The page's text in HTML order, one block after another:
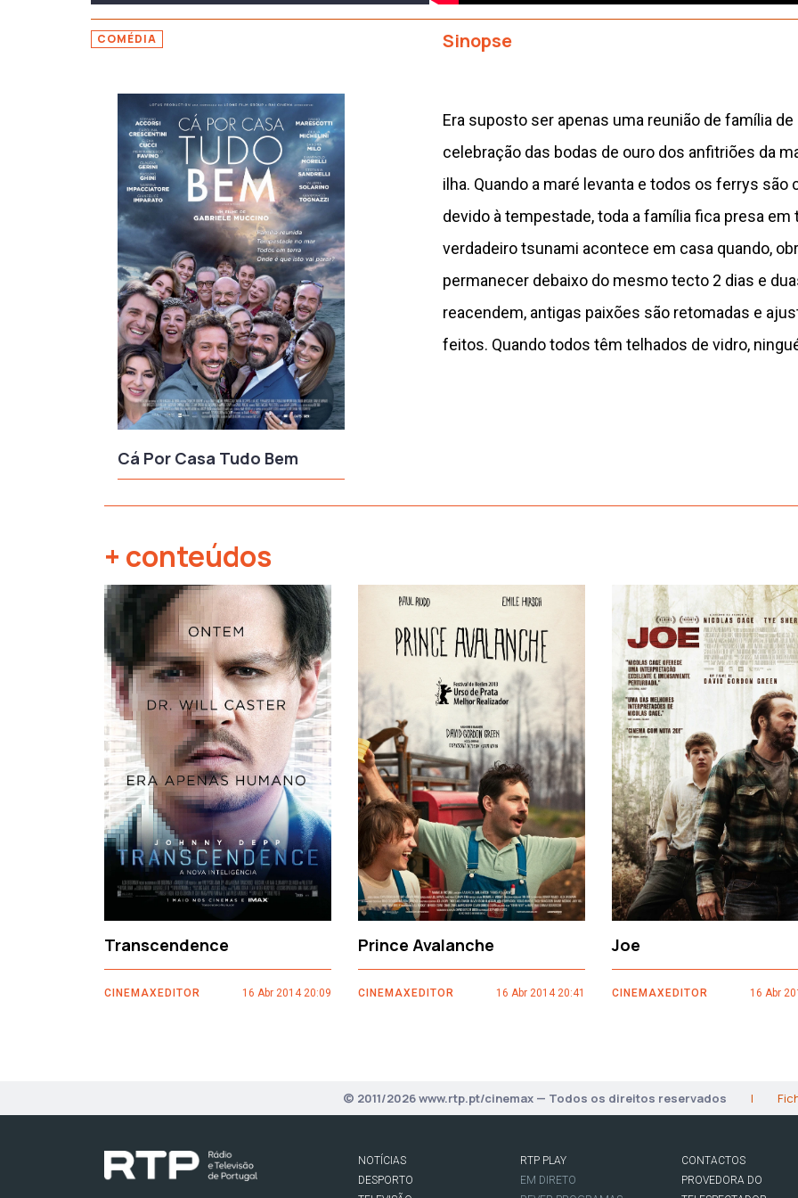
COMÉDIA Sinopse
Cá Por Casa Tudo Bem
Era suposto ser apenas uma reunião de família de
celebração das bodas de ouro dos anfitriões da
ilha. Quando a maré levanta e todos os ferrys são
devido à tempestade, toda a família fica presa em
verdadeiro tsunami acontece em casa quando,
permanecer debaixo do mesmo tecto 2 dias e
reacendem, antigas paixões são retomadas e
feitos. Quando todos têm telhados de vidro,
+ conteúdos
Transcendence
CINEMAXEDITOR 16 Abr 2014 20:09
Prince Avalanche
CINEMAXEDITOR 16 Abr 2014 20:41
Joe
CINEMAXEDITOR 16 Abr
‹
© 2011/2026 www.rtp.pt/cinemax — Todos os direitos reservados |
NOTÍCIAS
DESPORTO
RTP PLAY
EM DIRETO
CONTACTOS
PROVEDORA DO